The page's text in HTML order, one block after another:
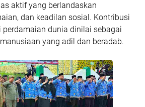
aktif yang berlandaskan
dan keadilan sosial. Kontribusi
dunia dinilai sebagai
yang adil dan beradab.